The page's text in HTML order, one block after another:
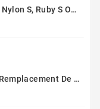
Médiator/plectre En Nylon S, Ruby S Ou Touch L - STAGG PBOX10
🔋 Service Express : Remplacement De Piles D'Horlogerie